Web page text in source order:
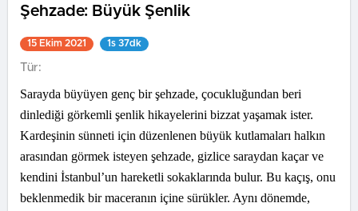
Şehzade: Büyük Şenlik
15 Ekim 2021 1s 37dk
Tür:
Sarayda büyüyen genç bir şehzade, çocukluğundan beri
dinlediği görkemli şenlik hikayelerini bizzat yaşamak ister.
Kardeşinin sünneti için düzenlenen büyük kutlamaları halkın
arasından görmek isteyen şehzade, gizlice saraydan kaçar ve
kendini İstanbul’un hareketli sokaklarında bulur. Bu kaçış, onu
beklenmedik bir maceranın içine sürükler. Aynı dönemde,